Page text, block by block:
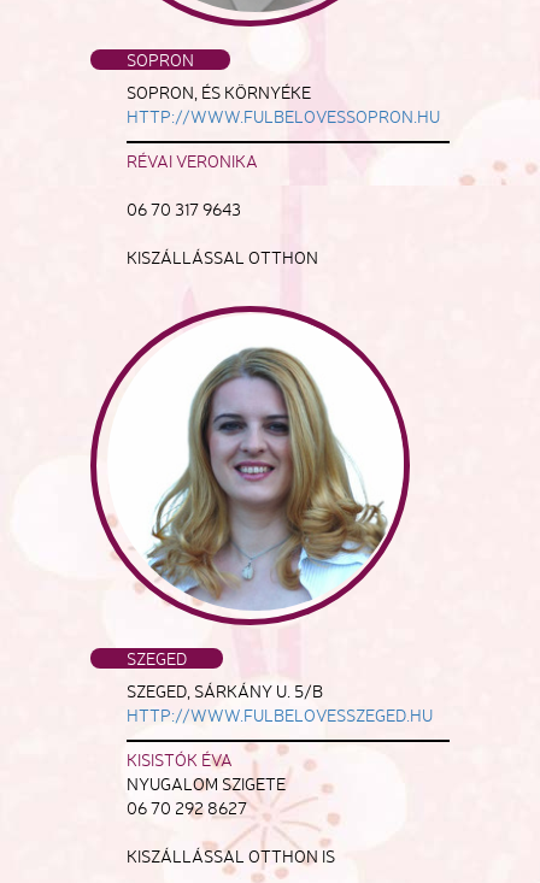
SOPRON
SOPRON, ÉS KÖRNYÉKE
HTTP://WWW.FULBELOVESSOPRON.HU
RÉVAI VERONIKA
06 70 317 9643
KISZÁLLÁSSAL OTTHON
SZEGED
SZEGED, SÁRKÁNY U. 5/B
HTTP://WWW.FULBELOVESSZEGED.HU
KISISTÓK ÉVA
NYUGALOM SZIGETE
06 70 292 8627
KISZÁLLÁSSAL OTTHON IS